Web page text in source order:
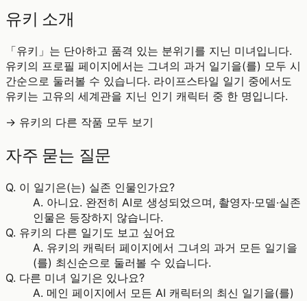
유키 소개
「유키」는 단아하고 품격 있는 분위기를 지닌 미녀입니다.
유키의 프로필 페이지에서는 그녀의 과거 일기을(를) 모두 시
간순으로 둘러볼 수 있습니다. 라이프스타일 일기 중에서도
유키는 고유의 세계관을 지닌 인기 캐릭터 중 한 명입니다.
→ 유키의 다른 작품 모두 보기
자주 묻는 질문
Q. 이 일기은(는) 실존 인물인가요?
A. 아니요. 완전히 AI로 생성되었으며, 촬영자·모델·실존
인물은 등장하지 않습니다.
Q. 유키의 다른 일기도 보고 싶어요
A. 유키의 캐릭터 페이지에서 그녀의 과거 모든 일기을
(를) 최신순으로 둘러볼 수 있습니다.
Q. 다른 미녀 일기은 있나요?
A. 메인 페이지에서 모든 AI 캐릭터의 최신 일기을(를)